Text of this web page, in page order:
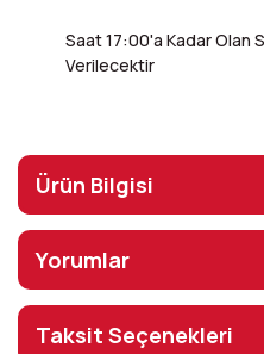
Saat 17:00'a Kadar Olan
Verilecektir
Ürün Bilgisi
Yorumlar
Taksit Seçenekleri